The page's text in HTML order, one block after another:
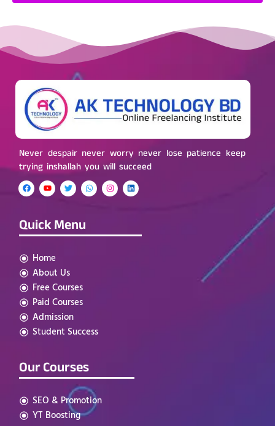
Never despair never worry never lose patience keep
trying inshallah you will succeed
Quick Menu
Home
About Us
Free Courses
Paid Courses
Admission
Student Success
Our Courses
SEO & Promotion
YT Boosting